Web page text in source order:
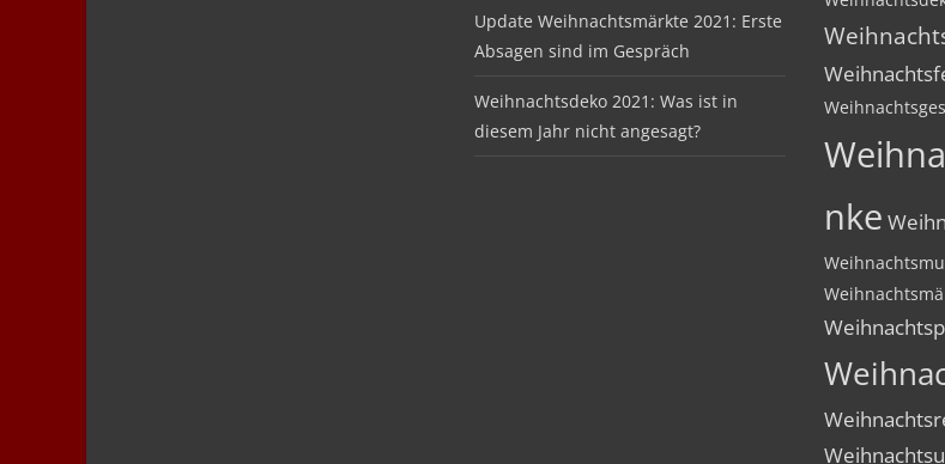
Update Weihnachtsmärkte 2021: Erste
Absagen sind im Gespräch
Weihnachtsdeko 2021: Was ist in
diesem Jahr nicht angesagt?
nke